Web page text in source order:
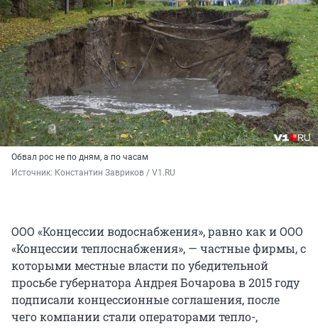
Обвал рос не по дням, а по часам
Источник: Константин Завриков / V1.RU
ООО «Концессии водоснабжения», равно как и ООО
«Концессии теплоснабжения», — частные фирмы, с
которыми местные власти по убедительной
просьбе губернатора Андрея Бочарова в 2015 году
подписали концессионные соглашения, после
чего компании стали операторами тепло-,